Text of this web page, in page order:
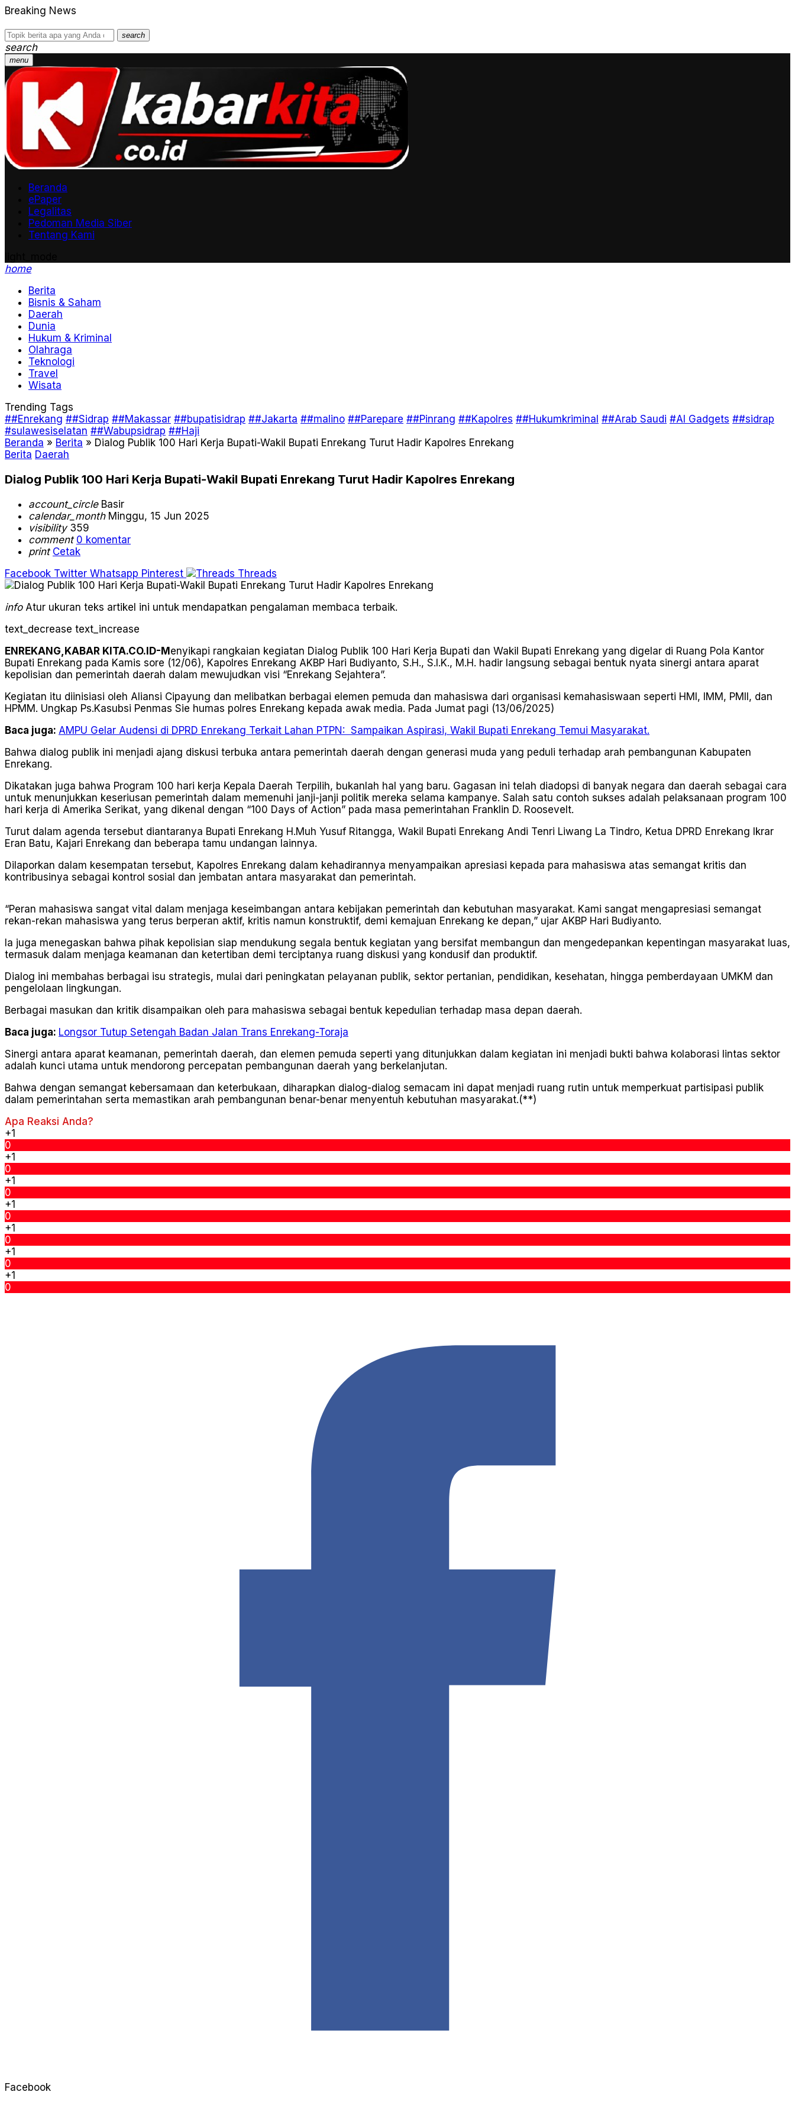
Breaking News
search
search
menu
Beranda
ePaper
Legalitas
Pedoman Media Siber
Tentang Kami
home
Berita
Bisnis & Saham
Daerah
Dunia
Hukum & Kriminal
Olahraga
Teknologi
Travel
Wisata
Trending Tags
##Enrekang ##Sidrap ##Makassar ##bupatisidrap ##Jakarta ##malino ##Parepare ##Pinrang ##Kapolres ##Hukumkriminal ##Arab Saudi #AI Gadgets ##sidrap
#sulawesiselatan ##Wabupsidrap ##Haji
Beranda » Berita » Dialog Publik 100 Hari Kerja Bupati-Wakil Bupati Enrekang Turut Hadir Kapolres Enrekang
Berita Daerah
Dialog Publik 100 Hari Kerja Bupati-Wakil Bupati Enrekang Turut Hadir Kapolres Enrekang
account_circleBasir
calendar_monthMinggu, 15 Jun 2025
visibility359
comment 0 komentar
print Cetak
Facebook Twitter Whatsapp Pinterest Threads
infoAtur ukuran teks artikel ini untuk mendapatkan pengalaman membaca terbaik.
text_decrease text_increase
ENREKANG,KABAR KITA.CO.ID-Menyikapi rangkaian kegiatan Dialog Publik 100 Hari Kerja Bupati dan Wakil Bupati Enrekang yang digelar di Ruang Pola Kantor
Bupati Enrekang pada Kamis sore (12/06), Kapolres Enrekang AKBP Hari Budiyanto, S.H., S.I.K., M.H. hadir langsung sebagai bentuk nyata sinergi antara aparat
kepolisian dan pemerintah daerah dalam mewujudkan visi “Enrekang Sejahtera”.
Kegiatan itu diinisiasi oleh Aliansi Cipayung dan melibatkan berbagai elemen pemuda dan mahasiswa dari organisasi kemahasiswaan seperti HMI, IMM, PMII, dan
HPMM. Ungkap Ps.Kasubsi Penmas Sie humas polres Enrekang kepada awak media. Pada Jumat pagi (13/06/2025)
Baca juga: AMPU Gelar Audensi di DPRD Enrekang Terkait Lahan PTPN: Sampaikan Aspirasi, Wakil Bupati Enrekang Temui Masyarakat.
Bahwa dialog publik ini menjadi ajang diskusi terbuka antara pemerintah daerah dengan generasi muda yang peduli terhadap arah pembangunan Kabupaten
Enrekang.
Dikatakan juga bahwa Program 100 hari kerja Kepala Daerah Terpilih, bukanlah hal yang baru. Gagasan ini telah diadopsi di banyak negara dan daerah sebagai cara
untuk menunjukkan keseriusan pemerintah dalam memenuhi janji-janji politik mereka selama kampanye. Salah satu contoh sukses adalah pelaksanaan program 100
hari kerja di Amerika Serikat, yang dikenal dengan “100 Days of Action” pada masa pemerintahan Franklin D. Roosevelt.
Turut dalam agenda tersebut diantaranya Bupati Enrekang H.Muh Yusuf Ritangga, Wakil Bupati Enrekang Andi Tenri Liwang La Tindro, Ketua DPRD Enrekang Ikrar
Eran Batu, Kajari Enrekang dan beberapa tamu undangan lainnya.
Dilaporkan dalam kesempatan tersebut, Kapolres Enrekang dalam kehadirannya menyampaikan apresiasi kepada para mahasiswa atas semangat kritis dan
kontribusinya sebagai kontrol sosial dan jembatan antara masyarakat dan pemerintah.
“Peran mahasiswa sangat vital dalam menjaga keseimbangan antara kebijakan pemerintah dan kebutuhan masyarakat. Kami sangat mengapresiasi semangat
rekan-rekan mahasiswa yang terus berperan aktif, kritis namun konstruktif, demi kemajuan Enrekang ke depan,” ujar AKBP Hari Budiyanto.
Ia juga menegaskan bahwa pihak kepolisian siap mendukung segala bentuk kegiatan yang bersifat membangun dan mengedepankan kepentingan masyarakat luas,
termasuk dalam menjaga keamanan dan ketertiban demi terciptanya ruang diskusi yang kondusif dan produktif.
Dialog ini membahas berbagai isu strategis, mulai dari peningkatan pelayanan publik, sektor pertanian, pendidikan, kesehatan, hingga pemberdayaan UMKM dan
pengelolaan lingkungan.
Berbagai masukan dan kritik disampaikan oleh para mahasiswa sebagai bentuk kepedulian terhadap masa depan daerah.
Baca juga: Longsor Tutup Setengah Badan Jalan Trans Enrekang-Toraja
Sinergi antara aparat keamanan, pemerintah daerah, dan elemen pemuda seperti yang ditunjukkan dalam kegiatan ini menjadi bukti bahwa kolaborasi lintas sektor
adalah kunci utama untuk mendorong percepatan pembangunan daerah yang berkelanjutan.
Bahwa dengan semangat kebersamaan dan keterbukaan, diharapkan dialog-dialog semacam ini dapat menjadi ruang rutin untuk memperkuat partisipasi publik
dalam pemerintahan serta memastikan arah pembangunan benar-benar menyentuh kebutuhan masyarakat.(**)
Apa Reaksi Anda?
+1
0
+1
0
+1
0
+1
0
+1
0
+1
0
+1
0
Facebook